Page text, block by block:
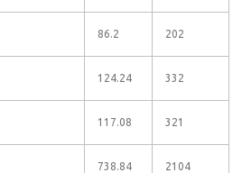
86.2 202
124.24 332
117.08 321
738.84 2104